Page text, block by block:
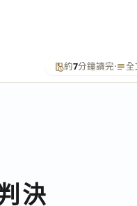
約7分鐘讀完· 全
決